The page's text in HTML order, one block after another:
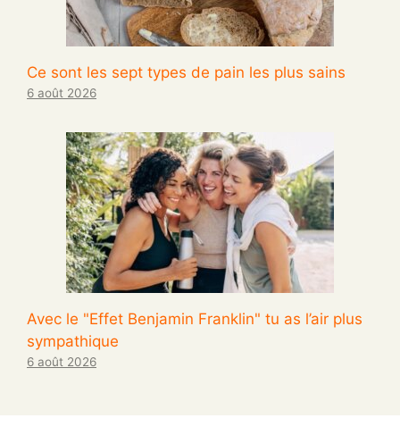
Ce sont les sept types de pain les plus sains
6 août 2026
Avec le "Effet Benjamin Franklin" tu as l’air plus
sympathique
6 août 2026